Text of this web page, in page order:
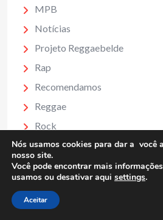
MPB
Notícias
Projeto Reggaebelde
Rap
Recomendamos
Reggae
Rock
Samba
Sarau
Sertanejo
Nós usamos cookies para dar a você
nosso site.
Você pode encontrar mais
usamos ou desativar aqui settings.
Aceitar